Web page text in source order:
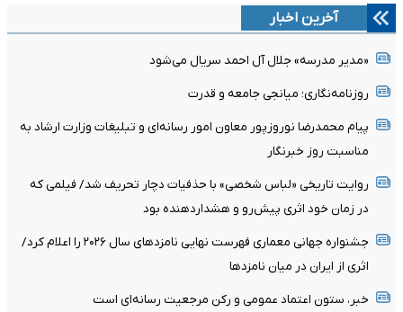
آخرین اخبار
«مدیر مدرسه» جلال آل احمد سریال می‌شود
روزنامه‌نگاری؛ میانجی جامعه و قدرت
پیام محمدرضا نوروزپور معاون امور رسانه‌ای و تبلیغات وزارت ارشاد به
مناسبت روز خبرنگار
روایت تاریخی «لباس شخصی» با حذفیات دچار تحریف شد/ فیلمی که
در زمان خود اثری پیش‌رو و هشداردهنده بود
جشنواره جهانی معماری فهرست نهایی نامزدهای سال ۲۰۲۶ را اعلام کرد/
اثری از ایران در میان نامزدها
خبر، ستون اعتماد عمومی و رکن مرجعیت رسانه‌ای است